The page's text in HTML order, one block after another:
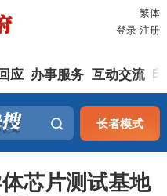
繁体
登录 注册
应 办事服务 互动交流
长者模式
芯片测试基地